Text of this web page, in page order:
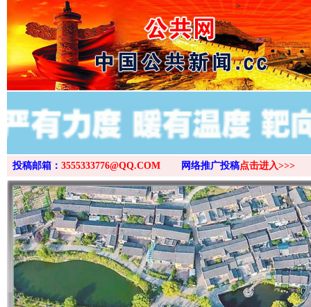
>
投稿邮箱： 3555333776@QQ.COM 网络推广投稿点击进入>>>